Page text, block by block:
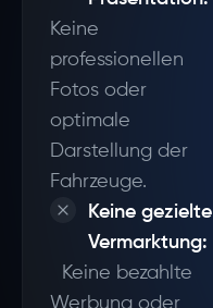
Keine
professionellen
Fotos oder
optimale
Darstellung der
Fahrzeuge.
Keine gezielte
Vermarktung:
Keine bezahlte
Werbung oder